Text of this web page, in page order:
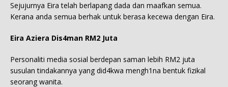
Sejujurnya Eira telah berlapang dada dan maafkan semua.
Kerana anda semua berhak untuk berasa kecewa dengan Eira.
Eira Aziera Dis4man RM2 Juta
Personaliti media sosial berdepan saman lebih RM2 juta
susulan tindakannya yang did4kwa mengh1na bentuk fizikal
seorang wanita.